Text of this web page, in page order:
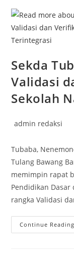
Sekda
Validasi
Sekolah
Post
admin redaksi
‎Tubaba,
Tulang Bawang
memimpin rapat
Pendidikan Dasar
rangka Validasi
Continue Reading